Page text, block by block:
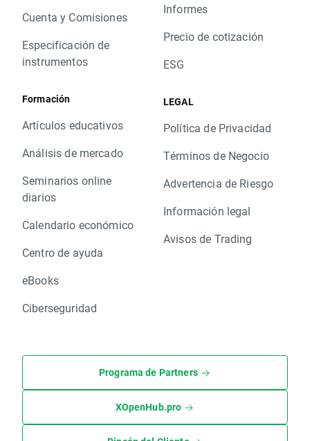
Cuenta y Comisiones
Especificación de
instrumentos
Formación
Artículos educativos
Análisis de mercado
Seminarios online
diarios
Calendario económico
Centro de ayuda
eBooks
Ciberseguridad
Informes
Precio de cotización
ESG
LEGAL
Política de Privacidad
Términos de Negocio
Advertencia de Riesgo
Información legal
Avisos de Trading
Programa de Partners
XOpenHub.pro